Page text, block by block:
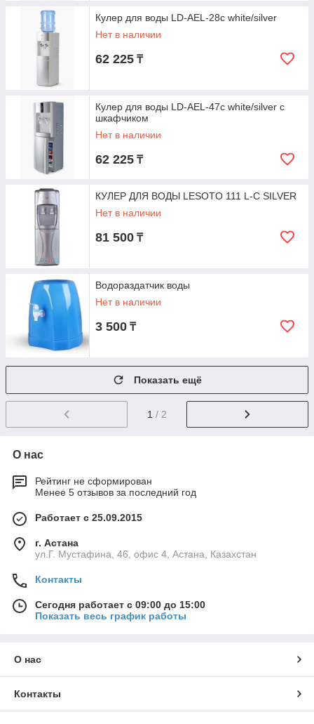
Кулер для воды LD-AEL-28c white/silver
Нет в наличии
62 225 ₸
Кулер для воды LD-AEL-47c white/silver с
шкафчиком
Нет в наличии
62 225 ₸
КУЛЕР ДЛЯ ВОДЫ LESOTO 111 L-C SILVER
Нет в наличии
81 500 ₸
Водораздатчик воды
Нет в наличии
3 500 ₸
Показать ещё
1 / 2
О нас
Рейтинг не сформирован
Менее 5 отзывов за последний год
Работает с 25.09.2015
г. Астана
ул.Г. Мустафина, 46, офис 4, Астана, Казахстан
Контакты
Сегодня работает с 09:00 до 15:00
Показать весь график работы
О нас
Контакты